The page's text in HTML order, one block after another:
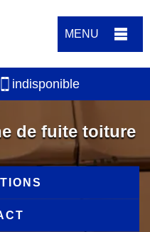
MENU
indisponible
de fuite toiture